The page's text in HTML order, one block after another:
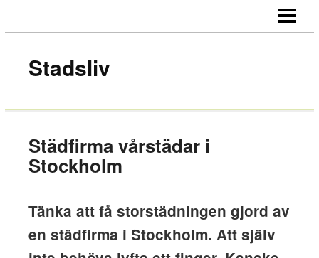
KONTAKT
Stadsliv
Städfirma vårstädar i
Stockholm
Tänka att få storstädningen gjord av
en städfirma i Stockholm. Att själv